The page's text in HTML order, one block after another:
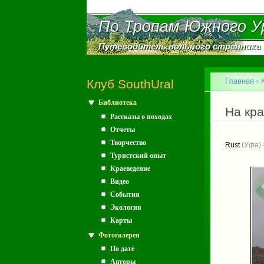
По Тропам Южного
По Тропам Южного
Путеводитель вольного странника
Путеводитель вольного странника
Клуб SouthUral
Библиотека
Рассказы о походах
Отчеты
Творчество
Туристский опыт
Краеведение
Видео
События
Экология
Карты
Фотогалерея
По дате
Авторы
Вы
Главная ›
На
Rust(Уфа)